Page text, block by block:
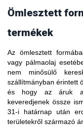
Ömlesztett
termékek
Azömlesztett
vagy pálmaolaj
nem minősülő
szállítmányban érintett
és hogy az áruk a
keveredjenek össze
31-i határnap után
területekről származó
- Ha a silókat nem
bekerült áru
össze a folyamat
Például, amikor a
biztonságosan
korábban bekerült
siló
elsőként be,
tárolt áruk mozgása